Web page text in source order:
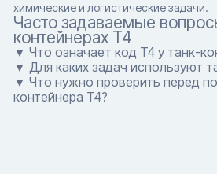
химические и логистические задачи.
Часто задаваемые
контейнерах T4
▼ Что означает код T4 у танк-
▼ Для каких задач используют
▼ Что нужно проверить перед
контейнера T4?